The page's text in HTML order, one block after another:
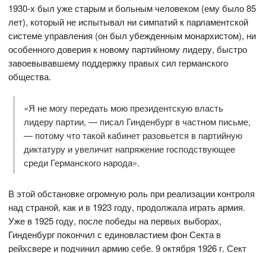
1930-х был уже старым и больным человеком (ему было 85
лет), который не испытывал ни симпатий к парламентской
системе управления (он был убежденным монархистом), ни
особенного доверия к новому партийному лидеру, быстро
завоевывавшему поддержку правых сил германского
общества.
«Я не могу передать мою президентскую власть
лидеру партии, — писал Гинденбург в частном письме,
— потому что такой кабинет разовьется в партийную
диктатуру и увеличит напряжение господствующее
среди Германского народа».
В этой обстановке огромную роль при реализации контроля
над страной, как и в 1923 году, продолжала играть армия.
Уже в 1925 году, после победы на первых выборах,
Гинденбург покончил с единовластием фон Секта в
рейхсвере и подчинил армию себе. 9 октября 1926 г. Сект